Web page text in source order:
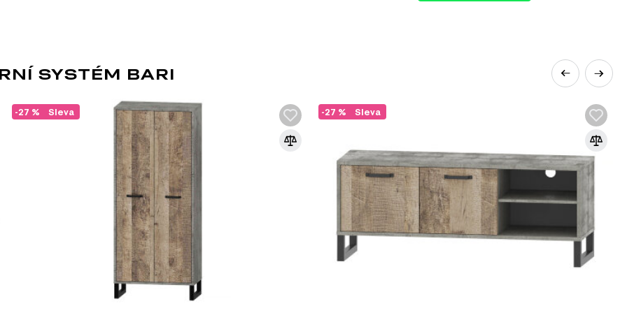
LOFT
Moderní směr, který je ideální pro studiové byty nebo jednopokojové byty. Loft styl
zahrnuje volné uspořádání, bez příček, připomínající byty v podkroví. Navzdory tomu
může být použit v jakékoli místnosti zdobením v tomto stylu. Styl je založen na
eklekticismu a kreativitě a závisí na vašich originálních nápadech, přesto je třeba
dodržovat určité zásady:
vysoký strop a prostorná okna; interiér připomíná atmosféru průmyslové výroby nebo tovární dílny;
SYSTÉM BARI
Sleva
-27 % Sleva
-27 %